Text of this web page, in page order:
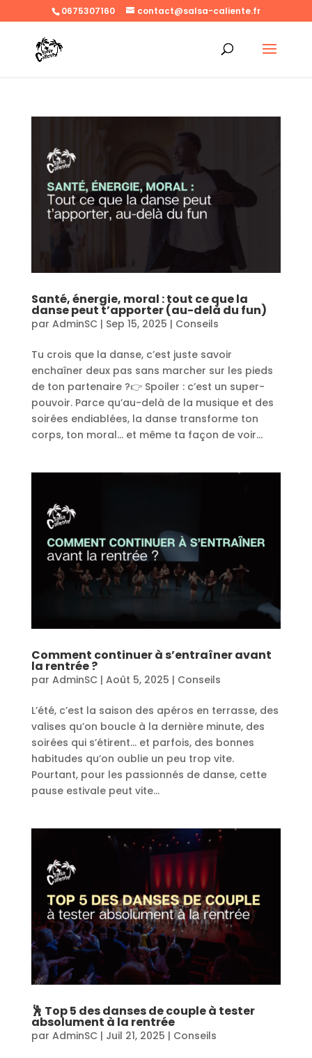
0675307160 contact@salsa-caliente.fr
Santé, énergie, moral : tout ce que la
danse peut t’apporter (au-delà du fun)
par AdminSC| Sep 15, 2025 | Conseils
Tu crois que la danse, c’est juste savoir
enchaîner deux pas sans marcher sur les pieds
de ton partenaire ?👉 Spoiler : c’est un super-
pouvoir. Parce qu’au-delà de la musique et des
soirées endiablées, la danse transforme ton
corps, ton moral… et même ta façon de voir...
Comment continuer à s’entraîner avant
la rentrée ?
par AdminSC| Août 5, 2025 | Conseils
L’été, c’est la saison des apéros en terrasse, des
valises qu’on boucle à la dernière minute, des
soirées qui s’étirent… et parfois, des bonnes
habitudes qu’on oublie un peu trop vite.
Pourtant, pour les passionnés de danse, cette
pause estivale peut vite...
🕺 Top 5 des danses de couple à tester
absolument à la rentrée
par AdminSC| Juil 21, 2025 | Conseils